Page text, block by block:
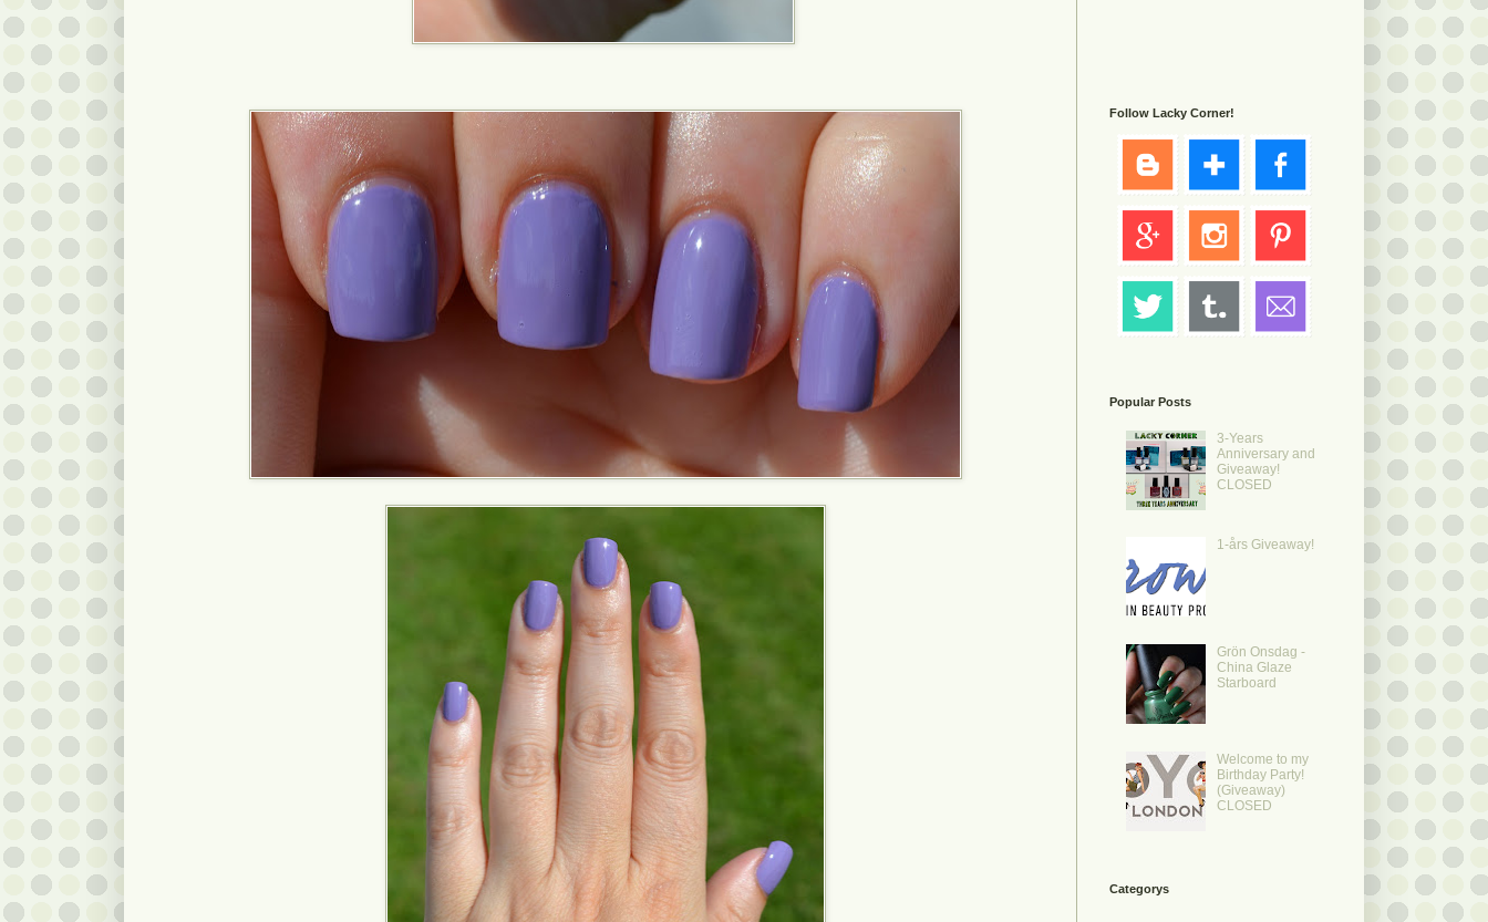
Follow Lacky Corner!
Popular Posts
3-Years
Anniversary and
Giveaway!
CLOSED
1-års Giveaway!
Grön Onsdag -
China Glaze
Starboard
Welcome to my
Birthday Party!
(Giveaway)
CLOSED
Categorys